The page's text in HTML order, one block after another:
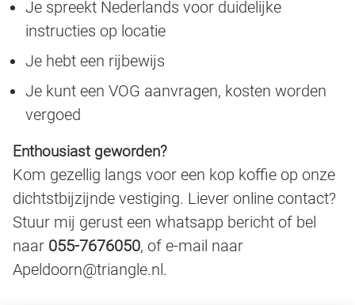
Je spreekt Nederlands voor duidelijke
instructies op locatie
Je hebt een rijbewijs
Je kunt een VOG aanvragen, kosten worden
vergoed
Enthousiast geworden?
Kom gezellig langs voor een kop koffie op onze
dichtstbijzijnde vestiging. Liever online contact?
Stuur mij gerust een whatsapp bericht of bel
naar 055-7676050, of e-mail naar
Apeldoorn@triangle.nl.